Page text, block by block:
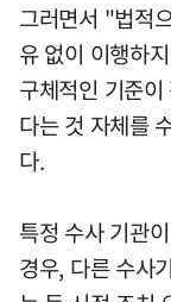
그러면서 "법적
유 없이 이행하
구체적인 기준
다는 것 자체를
다.
특정 수사 기관
경우, 다른 수사